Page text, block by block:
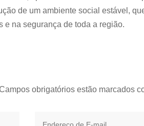
de um ambiente social estável,
e na segurança de toda a região.
obrigatórios estão marcados